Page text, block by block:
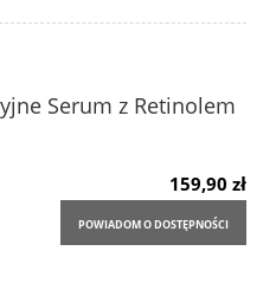
Serum z Retinolem
159,90 zł
POWIADOM O DOSTĘPNOŚCI